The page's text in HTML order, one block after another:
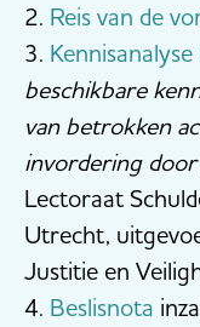
2. Reis van de
3.
beschikbare
van betrokken
invordering
Lectoraat
Utrecht,
Justitie en
4. Beslisnota